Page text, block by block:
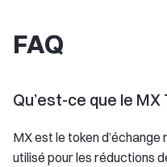
FAQ
Qu’est-ce que le MX
MX est le token d’échange
utilisé pour les réductions